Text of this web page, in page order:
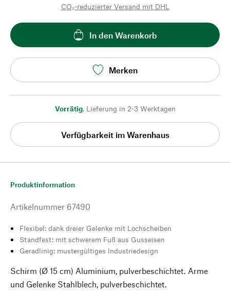
CO₂-reduzierter Versand mit DHL
In den Warenkorb
Merken
Vorrätig, Lieferung in 2-3 Werktagen
Verfügbarkeit im Warenhaus
Produktinformation
Artikelnummer 67490
Flexibel: dank dreier Gelenke mit Lochscheiben
Standfest: mit schwerem Fuß aus Gusseisen
Geradlinig: mustergültiges Industriedesign
Schirm (Ø 15 cm) Aluminium, pulverbeschichtet. Arme
und Gelenke Stahlblech, pulverbeschichtet.